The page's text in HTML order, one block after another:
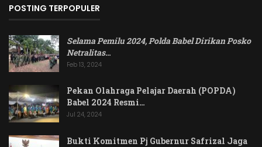
POSTING TERPOPULER
Selama Pemilu 2024, Polda Babel Dirikan Posko
Netralitas…
Feb 13, 2024
Pekan Olahraga Pelajar Daerah (POPDA)
Babel 2024 Resmi…
Jul 24, 2024
Bukti Komitmen Pj Gubernur Safrizal Jaga